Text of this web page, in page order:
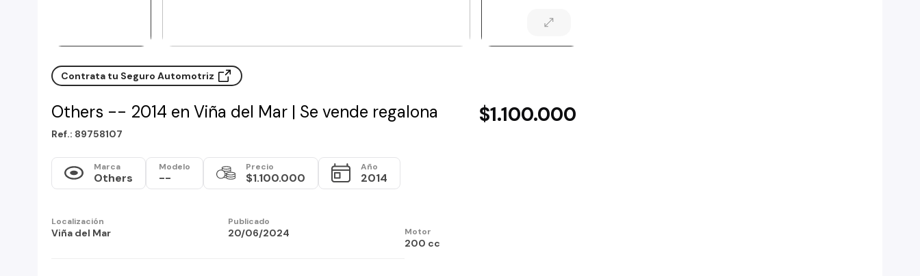
Contrata tu Seguro Automotriz
Others -- 2014 en Viña del Mar | Se vende regalona $1.100.000
Ref.: 89758107
Marca
Others
Modelo
--
Precio
$1.100.000
Año
2014
Localización
Viña del Mar
Publicado
20/06/2024 Motor
200 cc